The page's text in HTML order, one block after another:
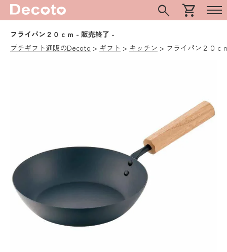
search shopping_cart
フライパン２０ｃｍ - 販売終了 -
プチギフト通販のDecoto
ギフト キッチン フライパン２０ｃ